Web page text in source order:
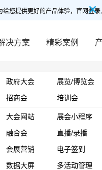
给您提供更好的产品体验，官网登
决方案 精彩案例
政府大会
展览/博览会
招商会 培训会
大会网站
展会小程序
融合会
直播/录播
会展营销
电子签到
数据大屏 多活动管理